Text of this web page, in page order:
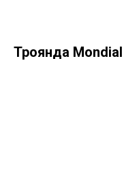
Троянда